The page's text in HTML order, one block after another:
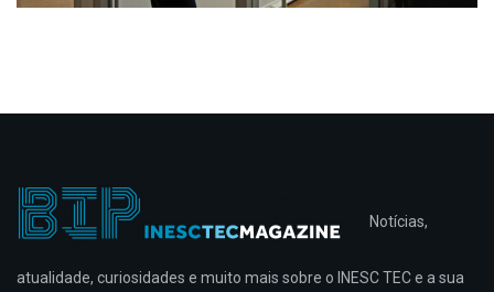
Notícias,
atualidade, curiosidades e muito mais sobre o INESC TEC e a sua